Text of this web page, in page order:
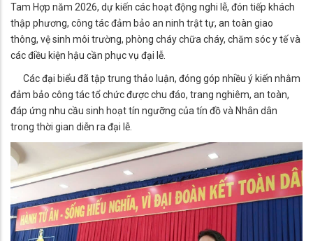
Tam Hợp năm 2026, dự kiến các hoạt động nghi lễ, đón tiếp khách
thập phương, công tác đảm bảo an ninh trật tự, an toàn giao
thông, vệ sinh môi trường, phòng cháy chữa cháy, chăm sóc y tế và
các điều kiện hậu cần phục vụ đại lễ.
Các đại biểu đã tập trung thảo luận, đóng góp nhiều ý kiến nhằm
đảm bảo công tác tổ chức được chu đáo, trang nghiêm, an toàn,
đáp ứng nhu cầu sinh hoạt tín ngưỡng của tín đồ và Nhân dân
trong thời gian diễn ra đại lễ.